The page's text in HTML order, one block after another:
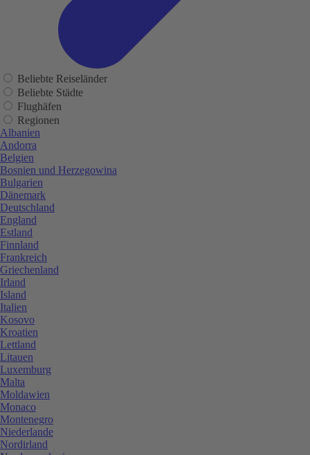
Beliebte Reiseländer
Beliebte Städte
Flughäfen
Regionen
Albanien
Andorra
Belgien
Bosnien und Herzegowina
Bulgarien
Dänemark
Deutschland
England
Estland
Finnland
Frankreich
Griechenland
Irland
Island
Italien
Kosovo
Kroatien
Lettland
Litauen
Luxemburg
Malta
Moldawien
Monaco
Montenegro
Niederlande
Nordirland